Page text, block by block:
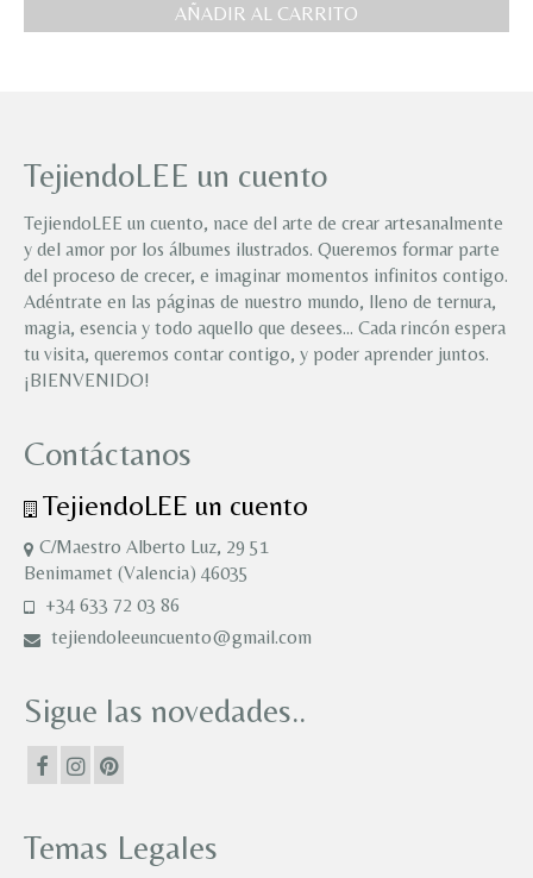
AÑADIR AL CARRITO
TejiendoLEE un cuento
TejiendoLEE un cuento, nace del arte de crear artesanalmente
y del amor por los álbumes ilustrados. Queremos formar parte
del proceso de crecer, e imaginar momentos infinitos contigo.
Adéntrate en las páginas de nuestro mundo, lleno de ternura,
magia, esencia y todo aquello que desees… Cada rincón espera
tu visita, queremos contar contigo, y poder aprender juntos.
¡BIENVENIDO!
Contáctanos
TejiendoLEE un cuento
C/Maestro Alberto Luz, 29 51
Benimamet (Valencia) 46035
+34 633 72 03 86
tejiendoleeuncuento@gmail.com
Sigue las novedades..
Temas Legales